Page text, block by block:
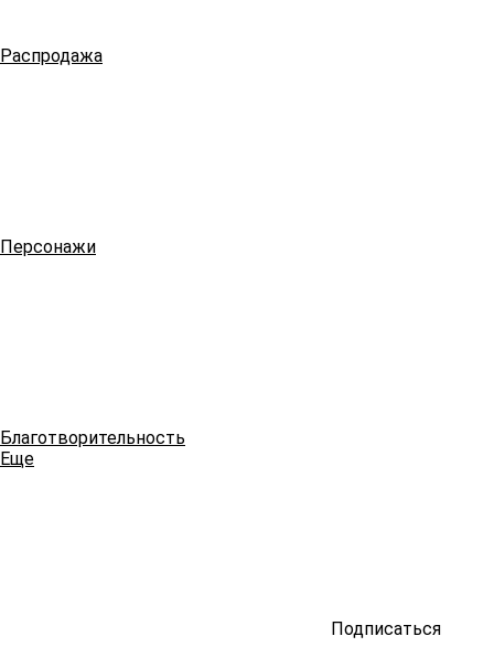
Распродажа
Персонажи
Благотворительность
Еще
Подписаться